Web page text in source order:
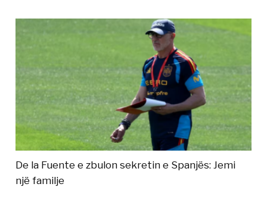
De la Fuente e zbulon sekretin e Spanjës: Jemi
një familje